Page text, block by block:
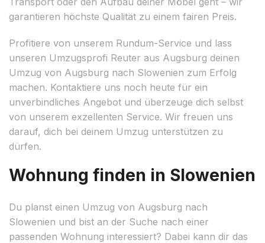
garantieren höchste Qualität zu einem fairen Preis.
Profitiere von unserem Rundum-Service und lass
unseren Umzugsprofi Reuter aus Augsburg deinen
Umzug von Augsburg nach Slowenien zum Erfolg
machen. Kontaktiere uns noch heute für ein
unverbindliches Angebot und überzeuge dich selbst
von unserem exzellenten Service. Wir freuen uns
darauf, dich bei deinem Umzug unterstützen zu
dürfen.
Wohnung finden in Slowenien
Du planst einen Umzug von Augsburg nach
Slowenien und bist an der Suche nach einer
passenden Wohnung interessiert? Dabei kann dir das